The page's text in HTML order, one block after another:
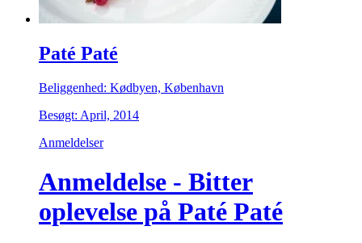
Paté Paté
Beliggenhed: Kødbyen, København
Besøgt: April, 2014
Anmeldelser
Anmeldelse - Bitter
oplevelse på Paté Paté